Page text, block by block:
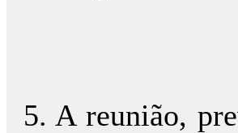
A reunião,